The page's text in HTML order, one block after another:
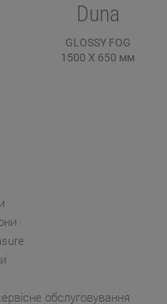
Duna
GLOSSY FOG
1500 X 650 мм
обслуговування